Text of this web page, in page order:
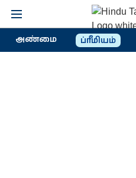
அண்மை ப்ரீமியம்